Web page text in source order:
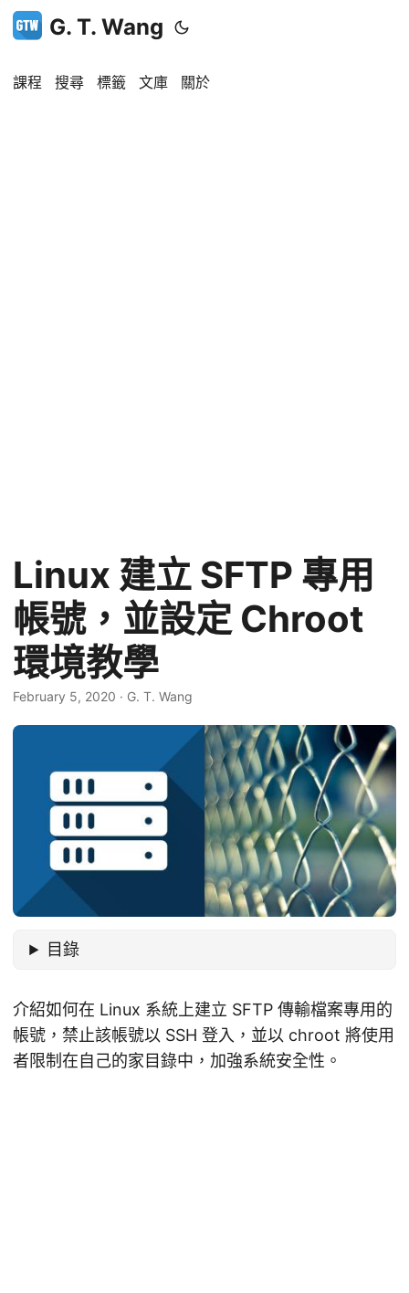
G. T. Wang
課程 搜尋 標籤 文庫 關於
Linux 建立 SFTP 專用
帳號，並設定 Chroot
環境教學
February 5, 2020 · G. T. Wang
目錄
介紹如何在 Linux 系統上建立 SFTP 傳輸檔案專用的
帳號，禁止該帳號以 SSH 登入，並以 chroot 將使用
者限制在自己的家目錄中，加強系統安全性。